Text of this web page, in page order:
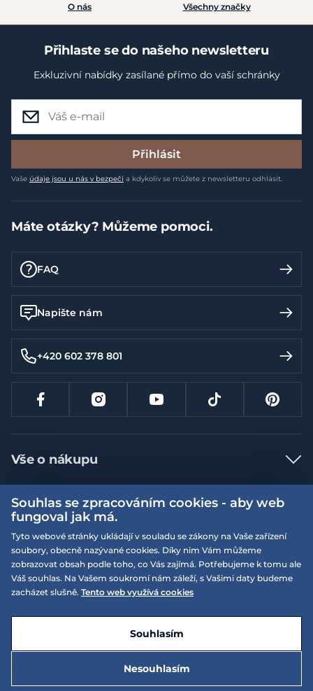
O nás Všechny značky
Přihlaste se do našeho newsletteru
Exkluzivní nabídky zasílané přímo do vaší schránky
Přihlásit
Vaše údaje jsou u nás v bezpečí a kdykoliv se můžete z newsletteru odhlásit.
Máte otázky? Můžeme pomoci.
FAQ
Napište nám
+420 602 378 801
Vše o nákupu
Jak nakupovat
Nejčastější dotazy
Doprava a platba
Vrácení a výměna zboží
Reklamace
Více informací
Obchodní podmínky
Podmínky EQS věrnostního klubu
On-line katalogy
Dotace
Naše prodejny
EQS Rudná
EQS Praha 9 - Letňany
Nyní zavřeno ‧ otevřeno od 09:00, Po
Souhlas se zpracováním cookies - aby web
fungoval jak má.
Tyto webové stránky ukládají v souladu se zákony na Vaše zařízení
soubory, obecně nazývané cookies. Díky nim Vám můžeme
zobrazovat obsah podle toho, co Vás zajímá. Potřebujeme k tomu ale
Váš souhlas. Na Vašem soukromí nám záleží, s Vašimi daty budeme
zacházet slušně. Tento web využívá cookies
Nesouhlasím
Souhlasím